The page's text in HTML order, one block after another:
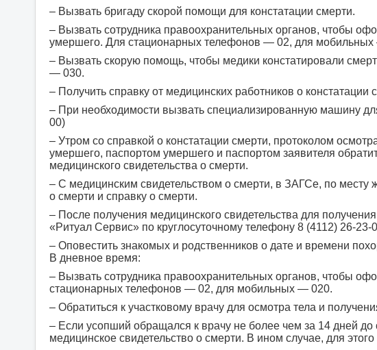
– Вызвать бригаду скорой помощи для констатации смерти.
– Вызвать сотрудника правоохранительных органов, чтобы
умершего. Для стационарных телефонов — 02, для
– Вызвать скорую помощь, чтобы медики констатировали
— 030.
– Получить справку от медицинских работников о
– При необходимости вызвать специализированную машину
00)
– Утром со справкой о констатации смерти, протоколом
умершего, паспортом умершего и паспортом заявителя
медицинского свидетельства о смерти.
– С медицинским свидетельством о смерти, в ЗАГСе, по месту
о смерти и справку о смерти.
– После получения медицинского свидетельства для
«Ритуал Сервис» по круглосуточному телефону 8 (4112) 26-23-
– Оповестить знакомых и родственников о дате и времени
В дневное время:
– Вызвать сотрудника правоохранительных органов, чтобы
стационарных телефонов — 02, для мобильных — 020.
– Обратиться к участковому врачу для осмотра тела и
– Если усопший обращался к врачу не более чем за 14 дней
медицинское свидетельство о смерти. В ином случае, для